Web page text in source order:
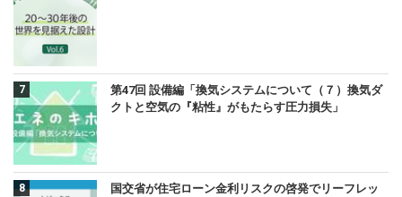
第47回 設備編「換気システムについて（７）換気ダ
クトと空気の『粘性』がもたらす圧力損失」
国交省が住宅ローン金利リスクの啓発でリーフレッ